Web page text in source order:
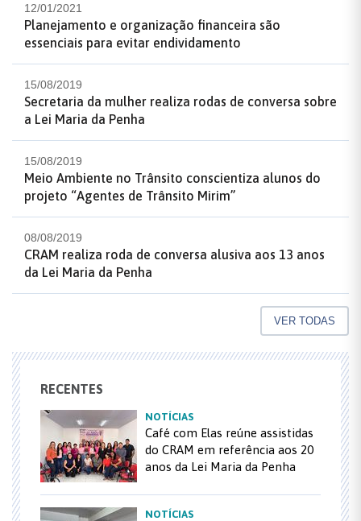
12/01/2021
Planejamento e organização financeira são
essenciais para evitar endividamento
15/08/2019
Secretaria da mulher realiza rodas de conversa sobre
a Lei Maria da Penha
15/08/2019
Meio Ambiente no Trânsito conscientiza alunos do
projeto “Agentes de Trânsito Mirim”
08/08/2019
CRAM realiza roda de conversa alusiva aos 13 anos
da Lei Maria da Penha
VER TODAS
RECENTES
NOTÍCIAS
Café com Elas reúne assistidas
do CRAM em referência aos 20
anos da Lei Maria da Penha
NOTÍCIAS